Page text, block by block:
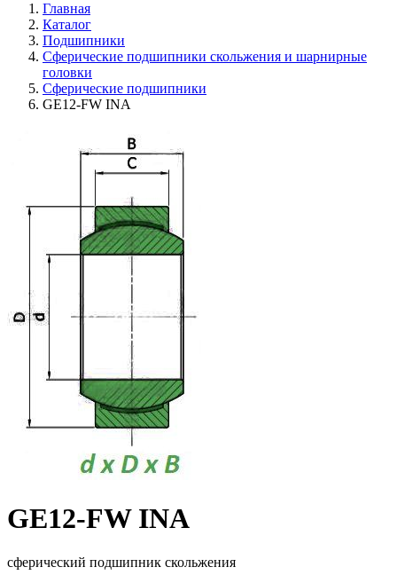
Главная
Каталог
Подшипники
Сферические подшипники скольжения и шарнирные
головки
Сферические подшипники
GE12-FW INA
GE12-FW INA
сферический подшипник скольжения